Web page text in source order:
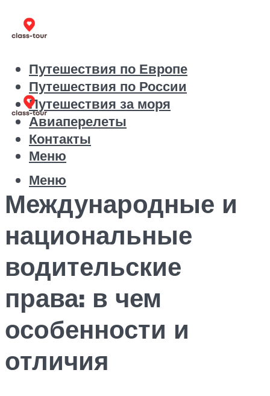
Путешествия по Европе
Путешествия по России
Путешествия за моря
Авиаперелеты
Контакты
Меню
Меню
Международные и
национальные
водительские
права: в чем
особенности и
отличия